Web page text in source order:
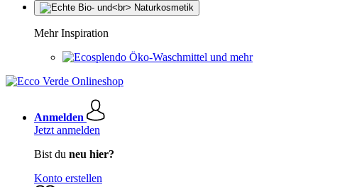
Mehr Inspiration
Öko-Waschmittel und mehr
Anmelden
Jetzt anmelden
Bist du neu hier?
Konto erstellen